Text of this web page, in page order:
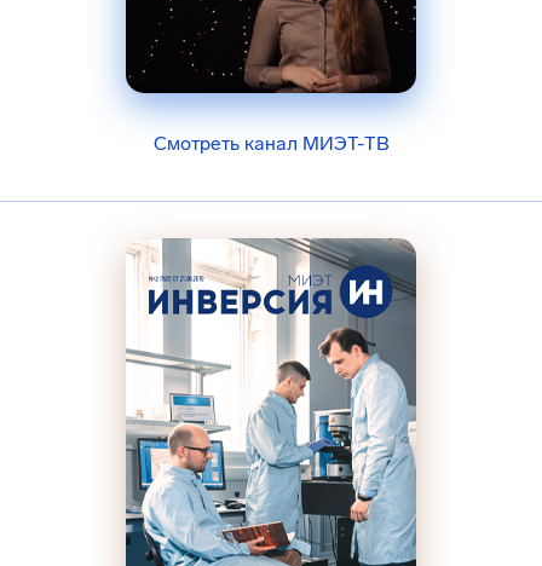
Смотреть канал МИЭТ-ТВ